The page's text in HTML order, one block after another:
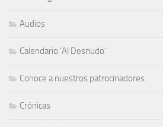
Audios
Calendario 'Al Desnudo'
Conoce a nuestros patrocinadores
Crónicas